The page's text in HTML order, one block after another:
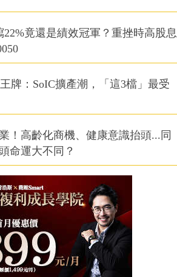
竟還是績效冠軍？重挫時高股息
牌：SoIC擴產潮，「這3檔」最受
！高齡化商機、健康意識抬頭...同
命運大不同？